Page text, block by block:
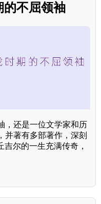
的不屈领袖
，还是一位文学家和历
并著有多部著作，深刻
尔的一生充满传奇，